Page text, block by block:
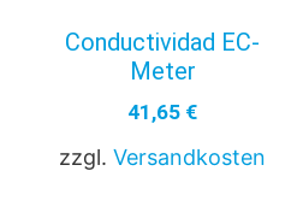
Conductividad EC-
Meter
41,65 €
zzgl. Versandkosten